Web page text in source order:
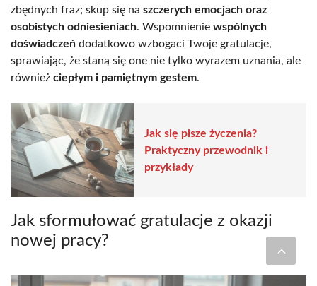
zbędnych fraz; skup się na szczerych emocjach oraz
osobistych odniesieniach. Wspomnienie wspólnych
doświadczeń dodatkowo wzbogaci Twoje gratulacje,
sprawiając, że staną się one nie tylko wyrazem uznania, ale
również ciepłym i pamiętnym gestem.
Jak się pisze życzenia?
Praktyczny przewodnik i
przykłady
Jak sformułować gratulacje z okazji
nowej pracy?